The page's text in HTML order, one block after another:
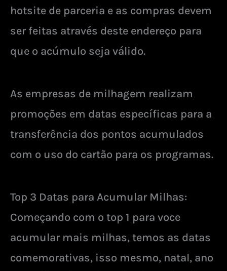
hotsite de parceria e as compras devem
ser feitas através deste endereço para
que o acúmulo seja válido.
As empresas de milhagem realizam
promoções em datas específicas para a
transferência dos pontos acumulados
com o uso do cartão para os programas.
Top 3 Datas para Acumular Milhas:
Começando com o top 1 para voce
acumular mais milhas, temos as datas
comemorativas, isso mesmo, natal, ano